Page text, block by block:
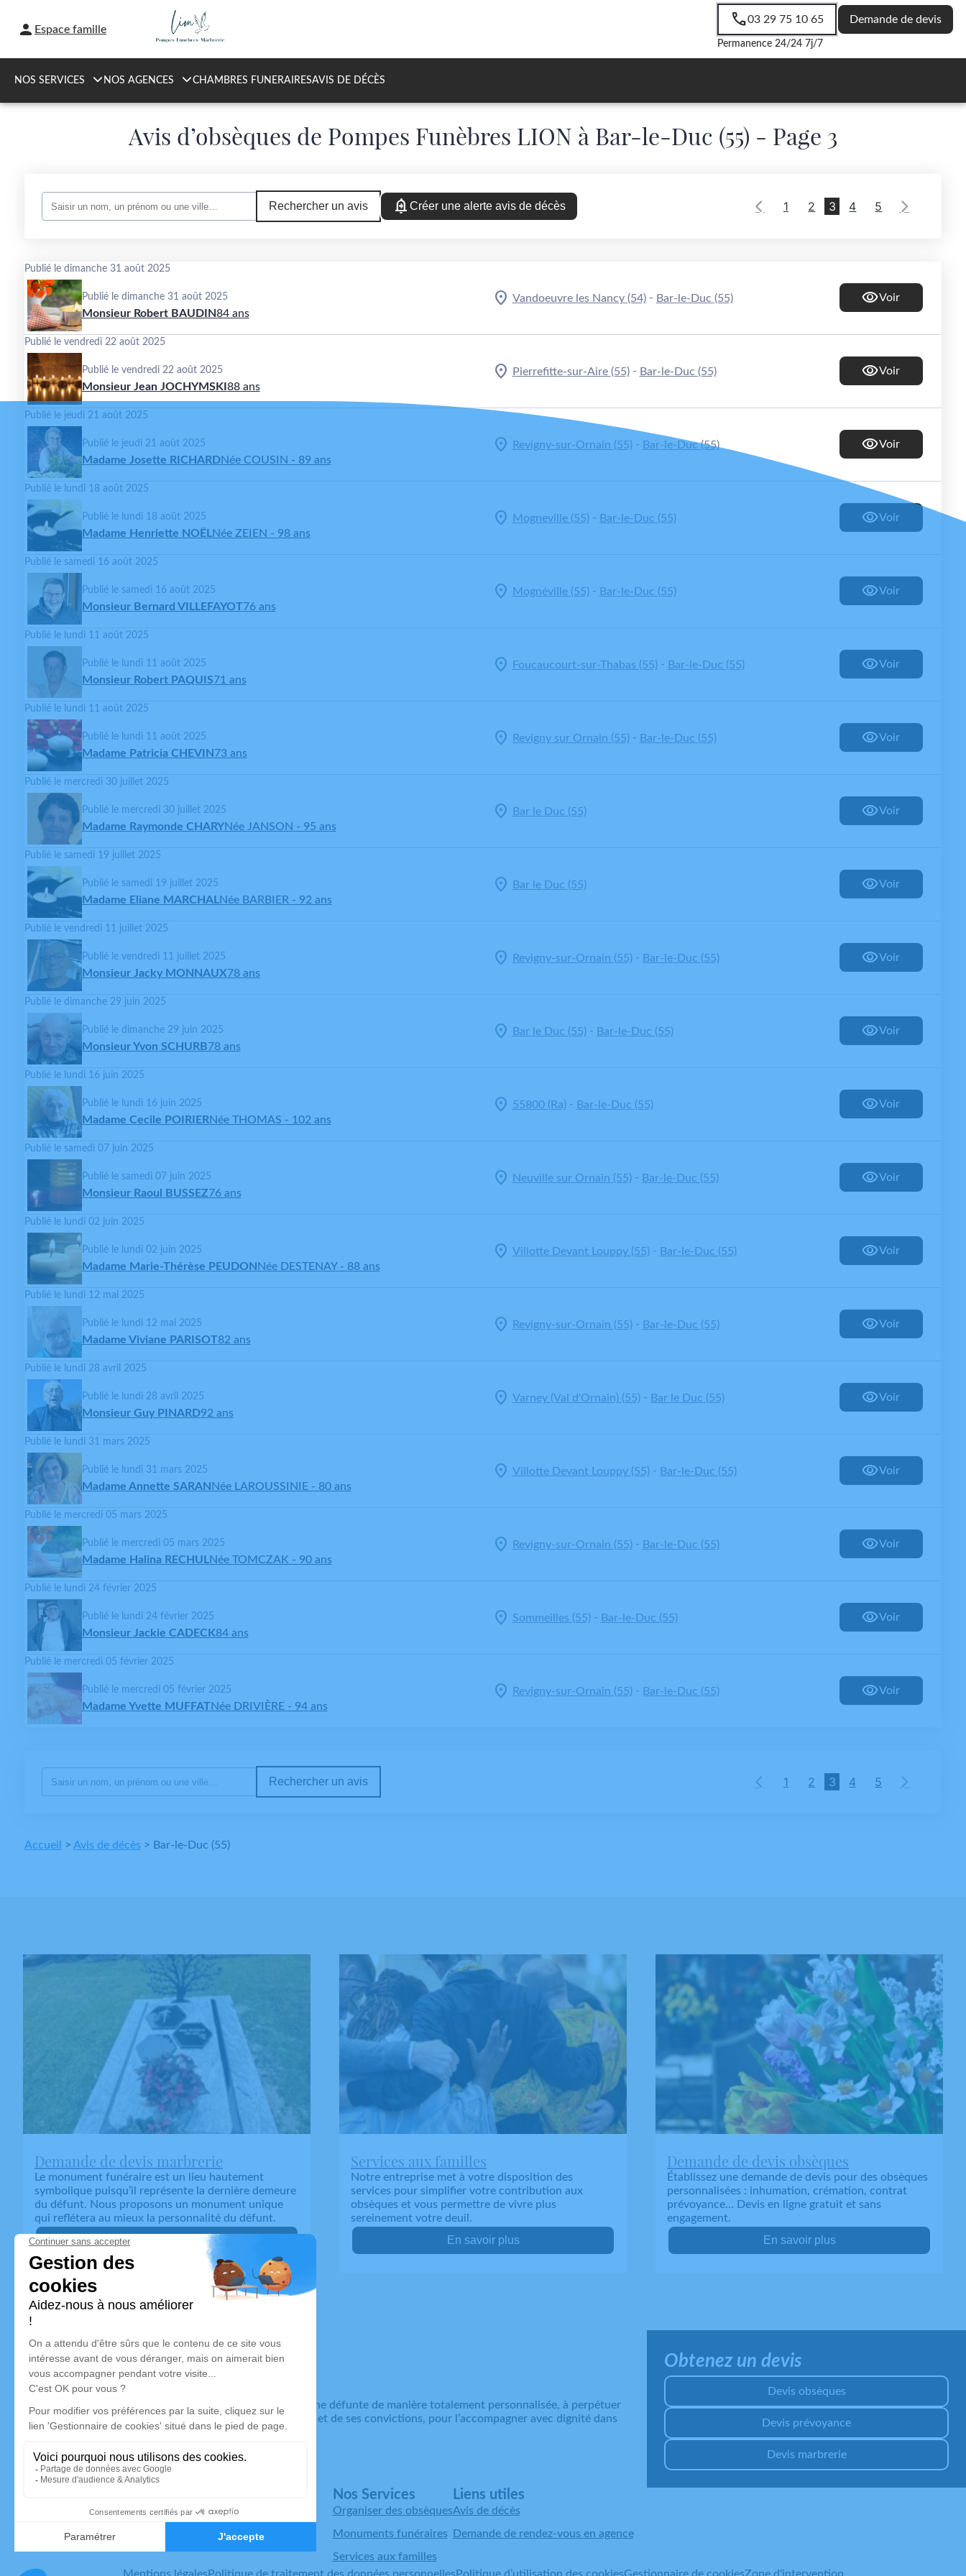
Espace famille
Permanence 24/24 7j/7
03 29 75 10 65 Demande de devis
NOS SERVICES NOS AGENCES CHAMBRES FUNERAIRESAVIS DE DÉCÈS
Avis d’obsèques de Pompes Funèbres LION à Bar-le-Duc (55) - Page 3
Rechercher un avis Créer une alerte avis de décès 1 2 3 4 5
Publié le dimanche 31 août 2025
Publié le dimanche 31 août 2025
Monsieur Robert BAUDIN84 ans
Vandoeuvre les Nancy (54)- Bar-le-Duc (55) Voir
Publié le vendredi 22 août 2025
Publié le vendredi 22 août 2025
Monsieur Jean JOCHYMSKI88 ans
Pierrefitte-sur-Aire (55)- Bar-le-Duc (55) Voir
Publié le jeudi 21 août 2025
Publié le jeudi 21 août 2025
Madame Josette RICHARDNée COUSIN - 89 ans
Revigny-sur-Ornain (55)- Bar-le-Duc (55) Voir
Publié le lundi 18 août 2025
Publié le lundi 18 août 2025
Madame Henriette NOËLNée ZEIEN - 98 ans
Mogneville (55)- Bar-le-Duc (55) Voir
Publié le samedi 16 août 2025
Publié le samedi 16 août 2025
Monsieur Bernard VILLEFAYOT76 ans
Mognéville (55)- Bar-le-Duc (55) Voir
Publié le lundi 11 août 2025
Publié le lundi 11 août 2025
Monsieur Robert PAQUIS71 ans
Foucaucourt-sur-Thabas (55)- Bar-le-Duc (55) Voir
Publié le lundi 11 août 2025
Publié le lundi 11 août 2025
Madame Patricia CHEVIN73 ans
Revigny sur Ornain (55)- Bar-le-Duc (55) Voir
Publié le mercredi 30 juillet 2025
Publié le mercredi 30 juillet 2025
Madame Raymonde CHARYNée JANSON - 95 ans
Bar le Duc (55) Voir
Publié le samedi 19 juillet 2025
Publié le samedi 19 juillet 2025
Madame Eliane MARCHALNée BARBIER - 92 ans
Bar le Duc (55) Voir
Publié le vendredi 11 juillet 2025
Publié le vendredi 11 juillet 2025
Monsieur Jacky MONNAUX78 ans
Revigny-sur-Ornain (55)- Bar-le-Duc (55) Voir
Publié le dimanche 29 juin 2025
Publié le dimanche 29 juin 2025
Monsieur Yvon SCHURB78 ans
Bar le Duc (55)- Bar-le-Duc (55) Voir
Publié le lundi 16 juin 2025
Publié le lundi 16 juin 2025
Madame Cecile POIRIERNée THOMAS - 102 ans
55800 (Ra)- Bar-le-Duc (55) Voir
Publié le samedi 07 juin 2025
Publié le samedi 07 juin 2025
Monsieur Raoul BUSSEZ76 ans
Neuville sur Ornain (55)- Bar-le-Duc (55) Voir
Publié le lundi 02 juin 2025
Publié le lundi 02 juin 2025
Madame Marie-Thérèse PEUDONNée DESTENAY - 88 ans
Villotte Devant Louppy (55)- Bar-le-Duc (55) Voir
Publié le lundi 12 mai 2025
Publié le lundi 12 mai 2025
Madame Viviane PARISOT82 ans
Revigny-sur-Ornain (55)- Bar-le-Duc (55) Voir
Publié le lundi 28 avril 2025
Publié le lundi 28 avril 2025
Monsieur Guy PINARD92 ans
Varney (Val d'Ornain) (55)- Bar le Duc (55) Voir
Publié le lundi 31 mars 2025
Publié le lundi 31 mars 2025
Madame Annette SARANNée LAROUSSINIE - 80 ans
Villotte Devant Louppy (55)- Bar-le-Duc (55) Voir
Publié le mercredi 05 mars 2025
Publié le mercredi 05 mars 2025
Madame Halina RECHULNée TOMCZAK - 90 ans
Revigny-sur-Ornain (55)- Bar-le-Duc (55) Voir
Publié le lundi 24 février 2025
Publié le lundi 24 février 2025
Monsieur Jackie CADECK84 ans
Sommeilles (55)- Bar-le-Duc (55) Voir
Publié le mercredi 05 février 2025
Publié le mercredi 05 février 2025
Madame Yvette MUFFATNée DRIVIÈRE - 94 ans
Revigny-sur-Ornain (55)- Bar-le-Duc (55) Voir
Rechercher un avis 1 2 3 4 5
Accueil > Avis de décès > Bar-le-Duc (55)
Demande de devis marbrerie
Le monument funéraire est un lieu hautement
symbolique puisqu’il représente la dernière demeure
du défunt. Nous proposons un monument unique
qui reflétera au mieux la personnalité du défunt.
Services aux familles
Notre entreprise met à votre disposition des
services pour simplifier votre contribution aux
obsèques et vous permettre de vivre plus
sereinement votre deuil.
En savoir plus
Demande de devis obsèques
Établissez une demande de devis pour des obsèques
personnalisées : inhumation, crémation, contrat
prévoyance… Devis en ligne gratuit et sans
engagement.
En savoir plus
Pompes Funèbres LION
Nos équipes vous aident à honorer la mémoire de la personne défunte de manière totalement personnalisée, à perpétuer
son souvenir dans le respect de ses volontés, de ses valeurs et de ses convictions, pour l’accompagner avec dignité dans
son dernier voyage.
Obtenez un devis
Devis obsèques
Devis prévoyance
Devis marbrerie
Nos Services
Organiser des obsèques
Monuments funéraires
Services aux familles
Liens utiles
Avis de décès
Demande de rendez-vous en agence